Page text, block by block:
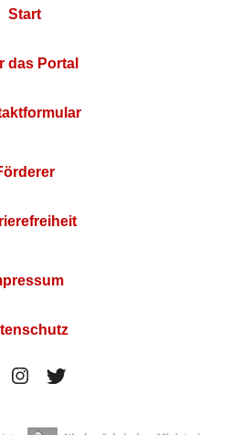
Start
das Portal